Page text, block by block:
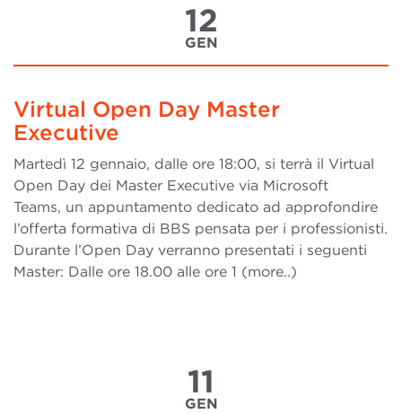
12
GEN
Virtual Open Day Master
Executive
Martedì 12 gennaio, dalle ore 18:00, si terrà il Virtual
Open Day dei Master Executive via Microsoft
Teams, un appuntamento dedicato ad approfondire
l’offerta formativa di BBS pensata per i professionisti.
Durante l’Open Day verranno presentati i seguenti
Master: Dalle ore 18.00 alle ore 1 (more..)
11
GEN